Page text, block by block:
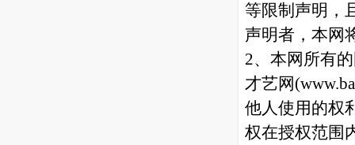
等限制声明，
声明者，本网
2、本网所有
才艺网(
他人使用的权
权在授权范围